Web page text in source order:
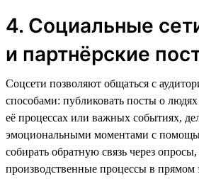
4. Социальные
и партнёрские
Соцсети позволяют общаться с
способами: публиковать посты о
её процессах или важных событиях,
эмоциональными моментами с
собирать обратную связь через
производственные процессы в прямом